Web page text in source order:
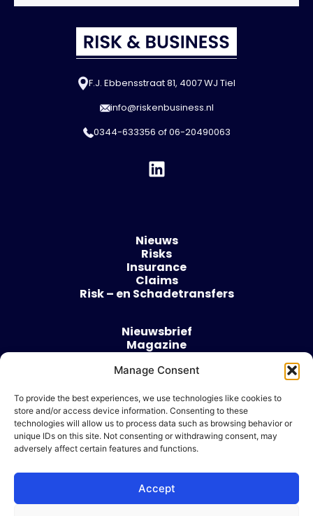
Manage Consent
To provide the best experiences, we use technologies like cookies to
store and/or access device information. Consenting to these
technologies will allow us to process data such as browsing behavior or
unique IDs on this site. Not consenting or withdrawing consent, may
adversely affect certain features and functions.
Accept
F.J. Ebbensstraat 81, 4007 WJ Tiel
info@riskenbusiness.nl
0344-633356 of06-20490063
Nieuws
Risks
Insurance
Claims
Risk – en Schadetransfers
Nieuwsbrief
Magazine
Over
Algemene voorwaarden
Cookie beleid
Ik wil adverteren